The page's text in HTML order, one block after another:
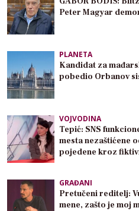
Peter Magyar
PLANETA
Kandidat za
pobedio Orbanov
VOJVODINA
Tepić: SNS
mesta nezaštićene
pojedene kroz
GRAĐANI
Pretučeni reditelj:
mene, zašto je moj